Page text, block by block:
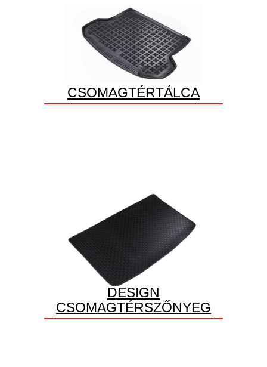
CSOMAGTÉRTÁLCA
DESIGN
CSOMAGTÉRSZŐNYEG